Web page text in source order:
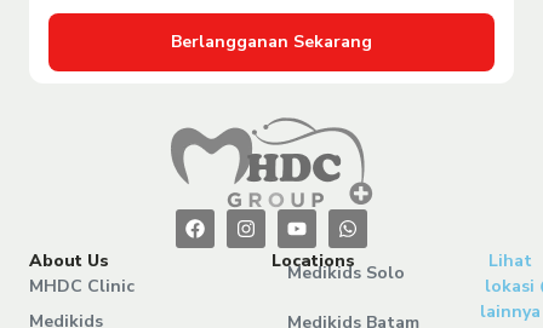
Berlangganan Sekarang
About Us
MHDC Clinic
Medikids
Locations
Medikids Solo
Medikids Batam
Lihat
lokasi
lainnya